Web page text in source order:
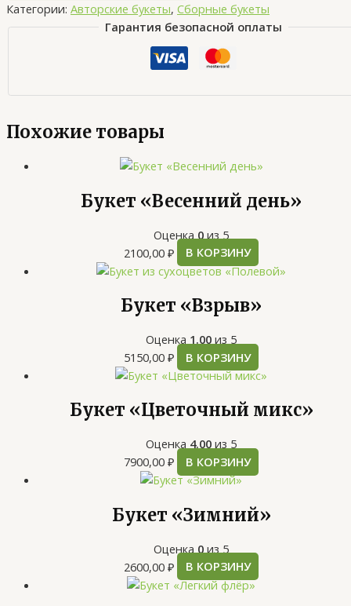
Категории: Авторские букеты, Сборные букеты
Гарантия безопасной оплаты
Похожие товары
Букет «Весенний день»
Оценка 0 из 5
2100,00 ₽ В КОРЗИНУ
Букет «Взрыв»
Оценка 1.00 из 5
5150,00 ₽ В КОРЗИНУ
Букет «Цветочный микс»
Оценка 4.00 из 5
7900,00 ₽ В КОРЗИНУ
Букет «Зимний»
Оценка 0 из 5
2600,00 ₽ В КОРЗИНУ